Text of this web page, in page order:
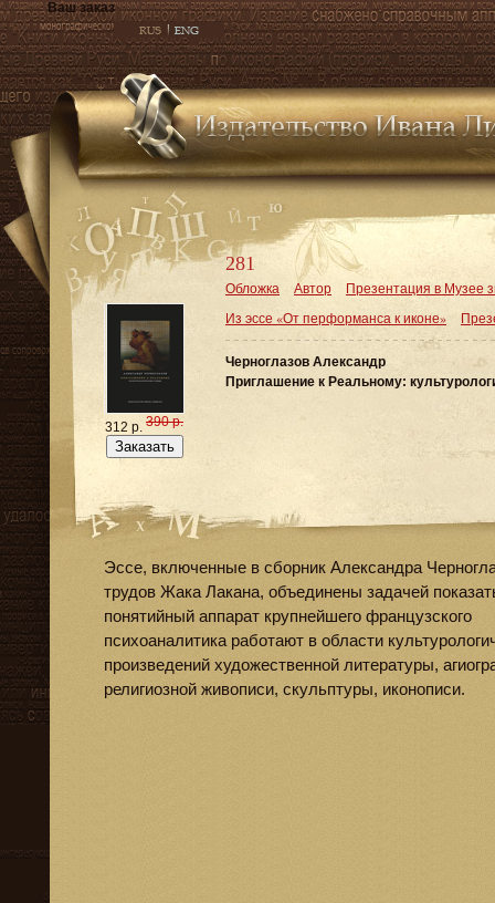
Ваш заказ
312 р. 390 р.
Заказать
281
Обложка Автор
Презентация в Музее
Из эссе «От перформанса к иконе»
Черноглазов Александр
Приглашение к Реальному:
Эссе, включенные в сборник Александра
трудов Жака Лакана, объединены задачей
понятийный аппарат крупнейшего французского
психоаналитика работают в области
произведений художественной литературы,
религиозной живописи, скульптуры, иконописи.